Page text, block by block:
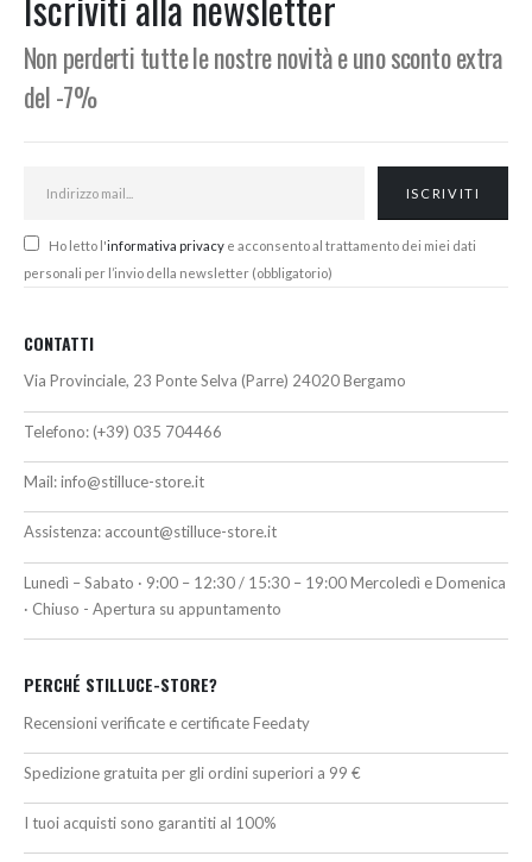
Non perderti tutte le nostre novità e uno sconto extra
del -7%
Ho letto l'informativa privacy e acconsento al trattamento dei miei dati
personali per l’invio della newsletter (obbligatorio)
CONTATTI
Via Provinciale, 23 Ponte Selva (Parre) 24020 Bergamo
Telefono: (+39) 035 704466
Mail:info@stilluce-store.it
Assistenza: account@stilluce-store.it
Lunedì – Sabato · 9:00 – 12:30 / 15:30 – 19:00 Mercoledì e Domenica
· Chiuso - Apertura su appuntamento
PERCHÉ STILLUCE-STORE?
Recensioni verificate e certificate Feedaty
Spedizione gratuita per gli ordini superiori a 99 €
I tuoi acquisti sono garantiti al 100%